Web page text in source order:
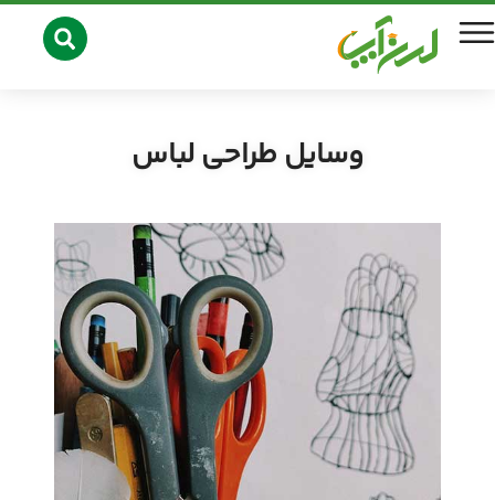
وسایل طراحی لباس